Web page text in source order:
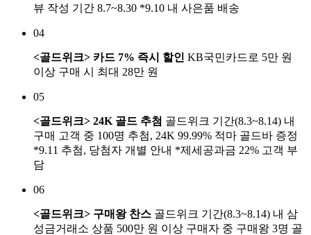
뷰 작성 기간 8.7~8.30 *9.10 내 사은품 배송
04
<골드위크> 카드 7% 즉시 할인 KB국민카드로 5만 원
이상 구매 시 최대 28만 원
05
<골드위크> 24K 골드 추첨 골드위크 기간(8.3~8.14) 내
구매 고객 중 100명 추첨, 24K 99.99% 적마 골드바 증정
*9.11 추첨, 당첨자 개별 안내 *제세공과금 22% 고객 부
담
06
<골드위크> 구매왕 찬스 골드위크 기간(8.3~8.14) 내 삼
성금거래소 상품 500만 원 이상 구매자 중 구매왕 3명 골